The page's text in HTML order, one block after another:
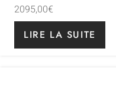
2095,00€
LIRE LA SUITE